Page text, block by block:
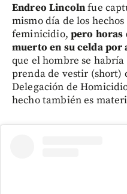
Endreo Lincolnfue
mismo día de los
feminicidio, pero horas
muerto en su celda por
que el hombre se
prenda de vestir (short)
Delegación de
hecho también es